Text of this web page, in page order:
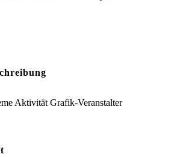
Aktivität Grafik-Veranstalter